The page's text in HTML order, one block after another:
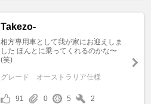
Takezo-
相方専用車として我が家にお迎えしま
した ほんとに乗ってくれるのかな〜
(笑)
グレード オーストラリア仕様
91 0 5 2